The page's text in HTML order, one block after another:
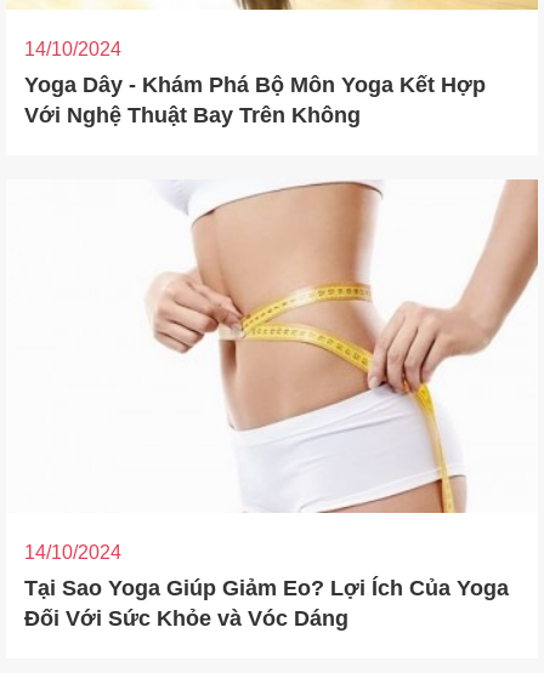
14/10/2024
Yoga Dây - Khám Phá Bộ Môn Yoga Kết Hợp
Với Nghệ Thuật Bay Trên Không
14/10/2024
Tại Sao Yoga Giúp Giảm Eo? Lợi Ích Của Yoga
Đối Với Sức Khỏe và Vóc Dáng